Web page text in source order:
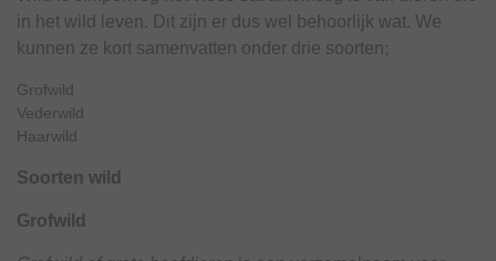
in het wild leven. Dit zijn er dus wel behoorlijk wat. We
kunnen ze kort samenvatten onder drie soorten;
Grofwild
Vederwild
Haarwild
Soorten wild
Grofwild